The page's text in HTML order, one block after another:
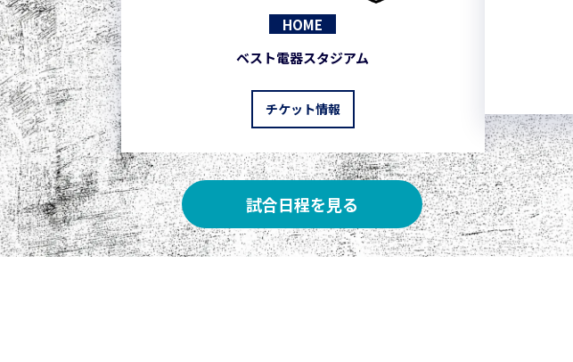
HOME
ベスト電器スタジアム
チケット情報
試合日程を見る